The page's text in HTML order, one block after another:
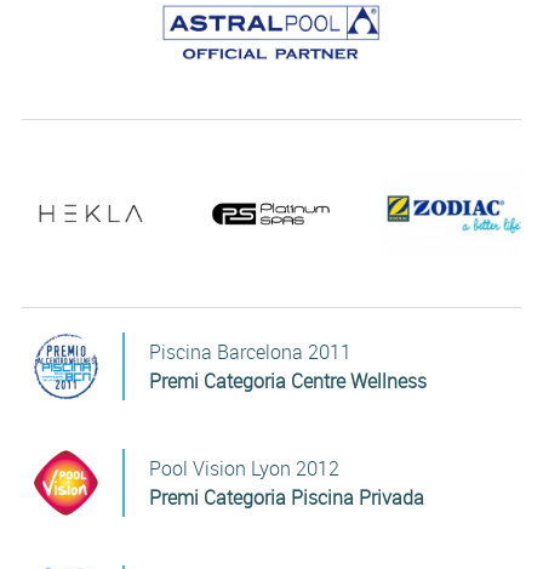
Piscina Barcelona 2011
Premi Categoria Centre Wellness
Pool Vision Lyon 2012
Premi Categoria Piscina Privada